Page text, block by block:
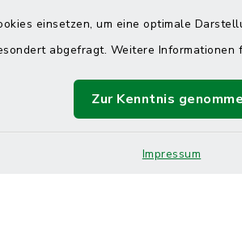
einsetzen, um eine optimale
abgefragt. Weitere Informationen
Zur Kenntnis
Impressum
dringendes Anliegen, finden
Termin? Rufen Sie uns